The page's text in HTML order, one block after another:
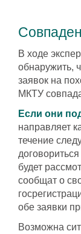
В ходе
обнаружить,
заявок на
МКТУ
Если они
направляет
течение
будет
сообщат о
обе заявки
Возможна